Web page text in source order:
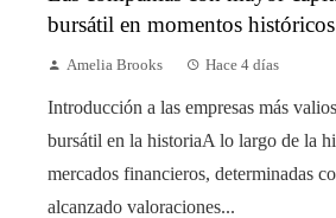
bursátil en momentos
Amelia Brooks Hace 4 días
Introducción a las empresas más
bursátil en la historiaA lo largo de la
mercados financieros, determinadas
alcanzado valoraciones...